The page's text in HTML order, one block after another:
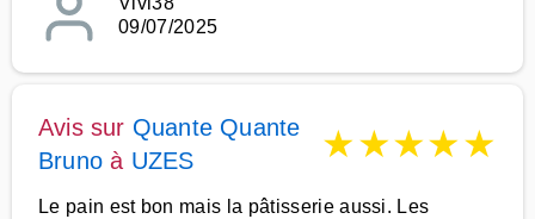
09/07/2025
Avis sur Quante Quante
Bruno à UZES ★★★★★
Le pain est bon mais la pâtisserie aussi. Les